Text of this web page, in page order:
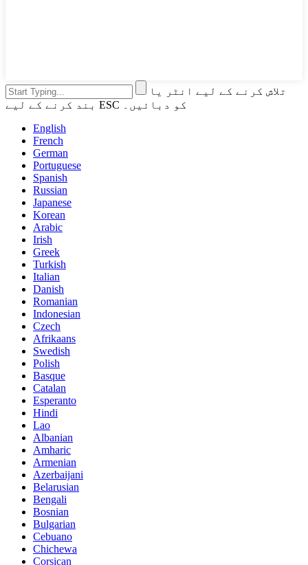
تلاش کرنے کے لیے انٹر یا
بند کرنے کے لیے ESC کو دبائیں۔
English
French
German
Portuguese
Spanish
Russian
Japanese
Korean
Arabic
Irish
Greek
Turkish
Italian
Danish
Romanian
Indonesian
Czech
Afrikaans
Swedish
Polish
Basque
Catalan
Esperanto
Hindi
Lao
Albanian
Amharic
Armenian
Azerbaijani
Belarusian
Bengali
Bosnian
Bulgarian
Cebuano
Chichewa
Corsican